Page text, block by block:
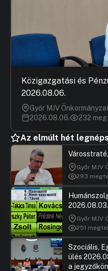
Közigazgatási és
2026.08.06.
Győr MJV
2026.08.06.
232
Az elmúlt hét
Győr MJV
293
2026.08.03.
Győr MJV
251
Szociális,
ülés
a